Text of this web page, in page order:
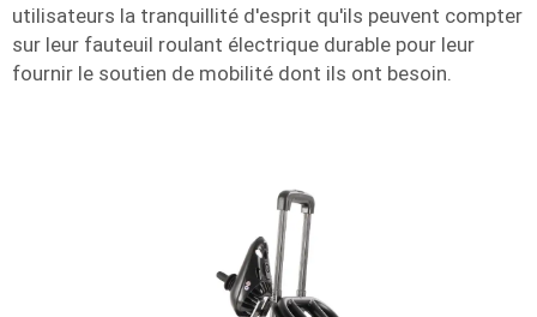
utilisateurs la tranquillité d'esprit qu'ils peuvent compter
sur leur fauteuil roulant électrique durable pour leur
fournir le soutien de mobilité dont ils ont besoin.